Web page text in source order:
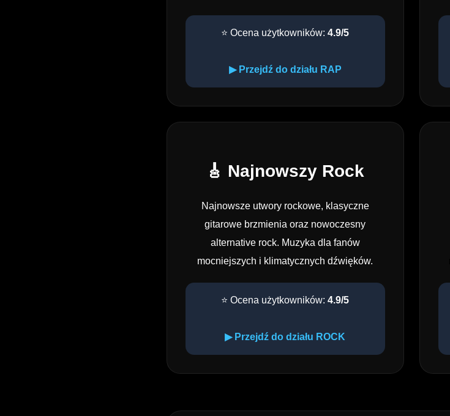
⭐ Ocena użytkowników:4.9/5
▶ Przejdź do działu RAP
🎸 Najnowszy Rock
Najnowsze utwory rockowe, klasyczne
gitarowe brzmienia oraz nowoczesny
alternative rock. Muzyka dla fanów
mocniejszych i klimatycznych dźwięków.
⭐ Ocena użytkowników:4.9/5
▶ Przejdź do działu ROCK